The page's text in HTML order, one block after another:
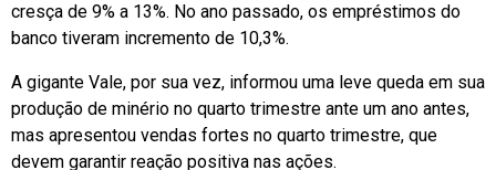
cresça de 9% a 13%. No ano passado, os empréstimos do
banco tiveram incremento de 10,3%.
A gigante Vale, por sua vez, informou uma leve queda em sua
produção de minério no quarto trimestre ante um ano antes,
mas apresentou vendas fortes no quarto trimestre, que
devem garantir reação positiva nas ações.